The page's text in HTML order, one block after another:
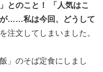
とのこと！ 「人気はこ
……私は今回、どうして
を注文してしまいました。
」のそば定食にしまし